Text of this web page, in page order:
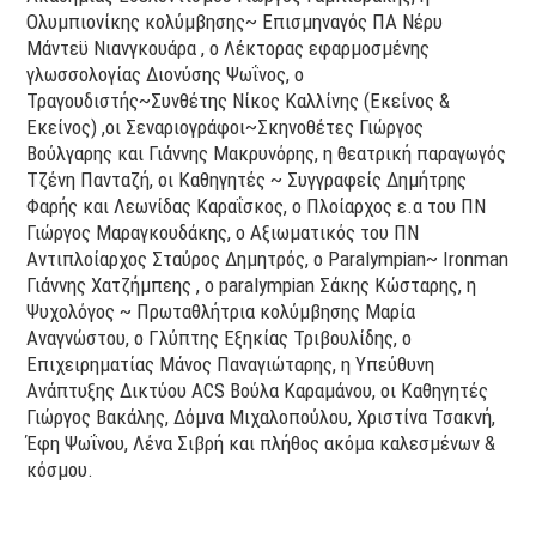
Ολυμπιονίκης κολύμβησης~ Επισμηναγός ΠΑ Νέρυ
Μάντεϋ Νιανγκουάρα , ο Λέκτορας εφαρμοσμένης
γλωσσολογίας Διονύσης Ψωΐνος, ο
Τραγουδιστής~Συνθέτης Νίκος Καλλίνης (Εκείνος &
Εκείνος) ,οι Σεναριογράφοι~Σκηνοθέτες Γιώργος
Βούλγαρης και Γιάννης Μακρυνόρης, η θεατρική παραγωγός
Τζένη Πανταζή, οι Καθηγητές ~ Συγγραφείς Δημήτρης
Φαρής και Λεωνίδας Καραΐσκος, ο Πλοίαρχος ε.α του ΠΝ
Γιώργος Μαραγκουδάκης, ο Αξιωματικός του ΠΝ
Αντιπλοίαρχος Σταύρος Δημητρός, ο Paralympian~ Ironman
Γιάννης Χατζήμπεης , ο paralympian Σάκης Κώσταρης, η
Ψυχολόγος ~ Πρωταθλήτρια κολύμβησης Μαρία
Αναγνώστου, ο Γλύπτης Εξηκίας Τριβουλίδης, ο
Επιχειρηματίας Μάνος Παναγιώταρης, η Υπεύθυνη
Ανάπτυξης Δικτύου ACS Βούλα Καραμάνου, οι Καθηγητές
Γιώργος Βακάλης, Δόμνα Μιχαλοπούλου, Χριστίνα Τσακνή,
Έφη Ψωΐνου, Λένα Σιβρή και πλήθος ακόμα καλεσμένων &
κόσμου.